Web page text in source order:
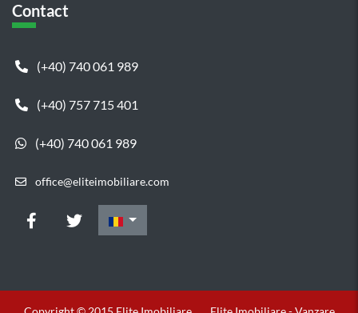
Contact
(+40) 740 061 989
(+40) 757 715 401
(+40) 740 061 989
office@eliteimobiliare.com